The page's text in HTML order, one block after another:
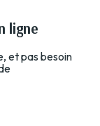
ligne
et pas besoin